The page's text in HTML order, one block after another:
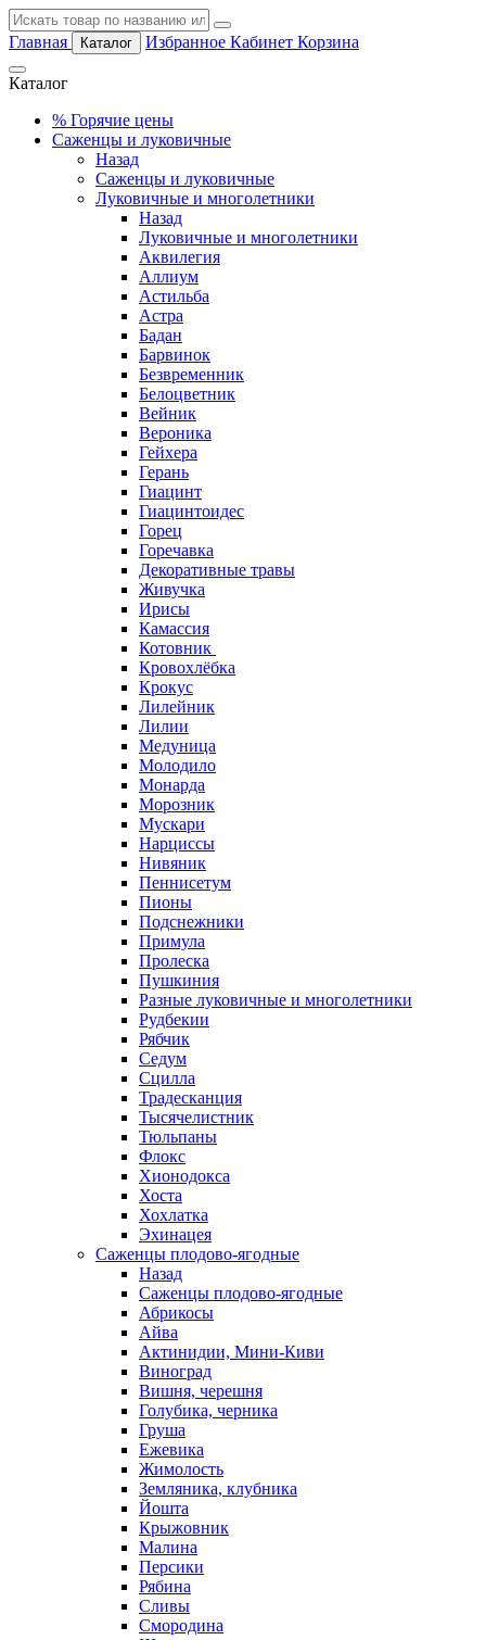
Главная Каталог Избранное Кабинет Корзина
Каталог
% Горячие цены
Саженцы и луковичные
Назад
Саженцы и луковичные
Луковичные и многолетники
Назад
Луковичные и многолетники
Аквилегия
Аллиум
Астильба
Астра
Бадан
Барвинок
Безвременник
Белоцветник
Вейник
Вероника
Гейхера
Герань
Гиацинт
Гиацинтоидес
Горец
Горечавка
Декоративные травы
Живучка
Ирисы
Камассия
Котовник
Кровохлёбка
Крокус
Лилейник
Лилии
Медуница
Молодило
Монарда
Морозник
Мускари
Нарциссы
Нивяник
Пеннисетум
Пионы
Подснежники
Примула
Пролеска
Пушкиния
Разные луковичные и многолетники
Рудбекии
Рябчик
Седум
Сцилла
Традесканция
Тысячелистник
Тюльпаны
Флокс
Хионодокса
Хоста
Хохлатка
Эхинацея
Саженцы плодово-ягодные
Назад
Саженцы плодово-ягодные
Абрикосы
Айва
Актинидии, Мини-Киви
Виноград
Вишня, черешня
Голубика, черника
Груша
Ежевика
Жимолость
Земляника, клубника
Йошта
Крыжовник
Малина
Персики
Рябина
Сливы
Смородина